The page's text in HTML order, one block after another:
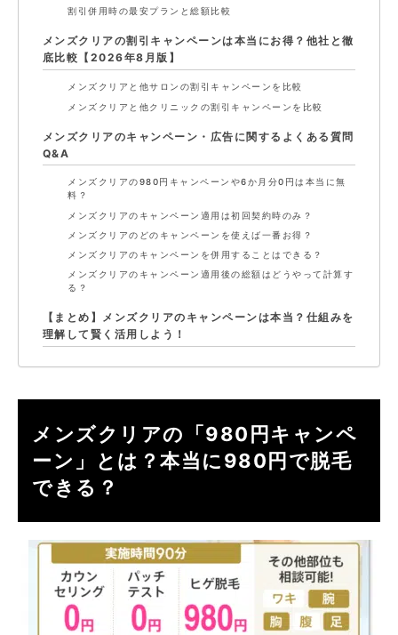
割引併用時の最安プランと総額比較
メンズクリアの割引キャンペーンは本当にお得？他社と徹
底比較【2026年8月版】
メンズクリアと他サロンの割引キャンペーンを比較
メンズクリアと他クリニックの割引キャンペーンを比較
メンズクリアのキャンペーン・広告に関するよくある質問
Q&A
メンズクリアの980円キャンペーンや6か月分0円は本当に無
料？
メンズクリアのキャンペーン適用は初回契約時のみ？
メンズクリアのどのキャンペーンを使えば一番お得？
メンズクリアのキャンペーンを併用することはできる？
メンズクリアのキャンペーン適用後の総額はどうやって計算す
る？
【まとめ】メンズクリアのキャンペーンは本当？仕組みを
理解して賢く活用しよう！
メンズクリアの「980円キャンペ
ーン」とは？本当に980円で脱毛
できる？